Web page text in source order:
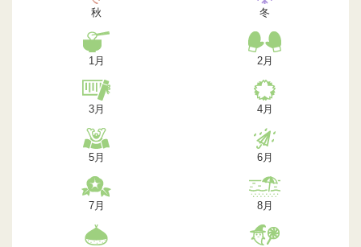
秋 冬
1月 2月
3月 4月
5月 6月
7月 8月